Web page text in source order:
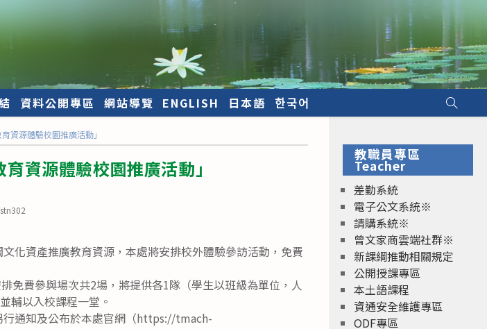
資料公開專區 網站導覽 ENGLISH 日本語 한국어
資源體驗校園推廣活動」
資源體驗校園推廣活動」
化資產推廣教育資源，本處將安排校外體驗參訪活動，免費
免費參與場次共2場，將提供各1隊（學生以班級為單位，人
輔以入校課程一堂。
行通知及公布於本處官網（https://tmach-
教職員專區
Teacher
差勤系統
電子公文系統※
請購系統※
曾文家商雲端社群※
新課綱推動相關規定
公開授課專區
本土語課程
資通安全維護專區
ODF專區